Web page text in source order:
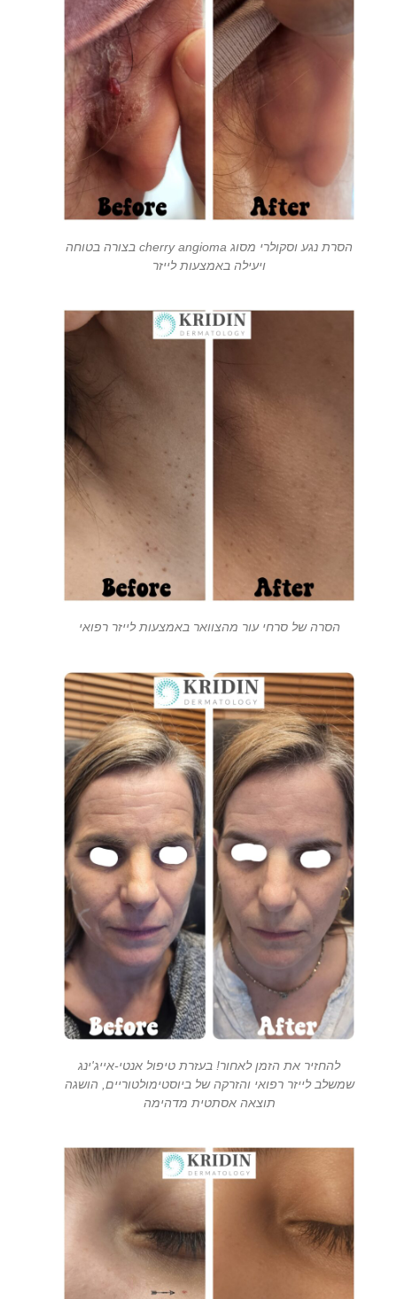
הסרת נגע וסקולרי מסוג cherry angioma בצורה בטוחה
ויעילה באמצעות לייזר
הסרה של סרחי עור מהצוואר באמצעות לייזר רפואי
להחזיר את הזמן לאחור! בעזרת טיפול אנטי-אייג'ינג
שמשלב לייזר רפואי והזרקה של ביוסטימולטוריים, הושגה
תוצאה אסתטית מדהימה